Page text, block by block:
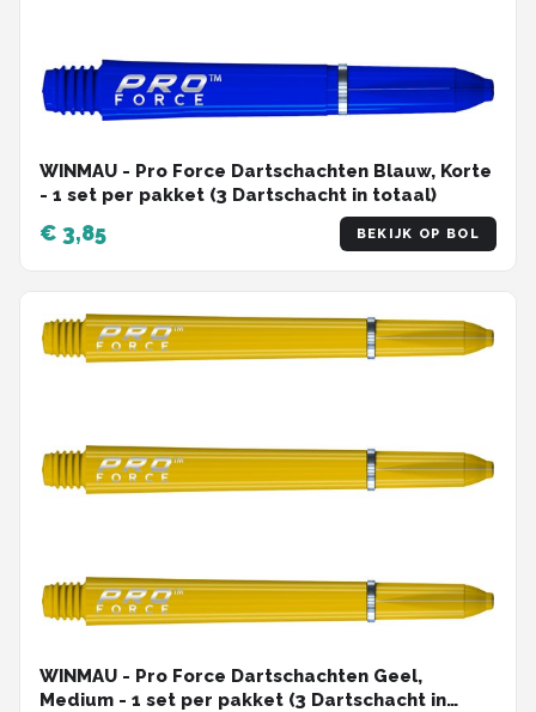
WINMAU - Pro Force Dartschachten Blauw, Korte
- 1 set per pakket (3 Dartschacht in totaal)
€ 3,85 BEKIJK OP BOL
WINMAU - Pro Force Dartschachten Geel,
Medium - 1 set per pakket (3 Dartschacht in